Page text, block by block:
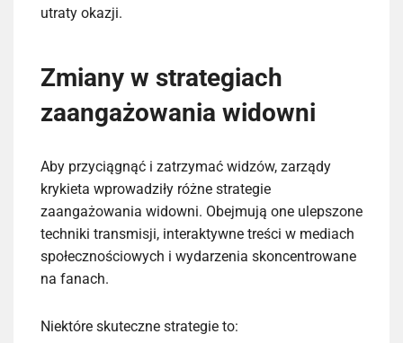
utraty okazji.
Zmiany w strategiach
zaangażowania widowni
Aby przyciągnąć i zatrzymać widzów, zarządy
krykieta wprowadziły różne strategie
zaangażowania widowni. Obejmują one ulepszone
techniki transmisji, interaktywne treści w mediach
społecznościowych i wydarzenia skoncentrowane
na fanach.
Niektóre skuteczne strategie to: